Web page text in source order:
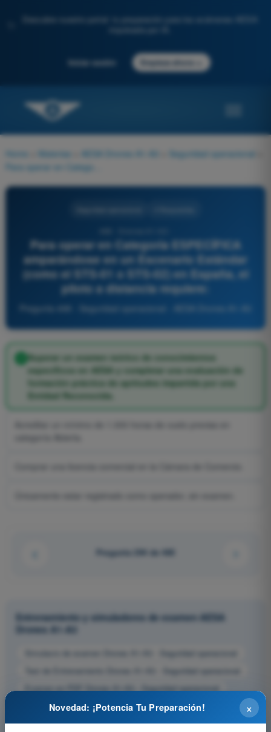
Descubre nuestro portal: tu preparación para los exámenes AESA
Iniciar sesión Empieza ahora
Home Materias AESA Drones A1-A3 Seguridad operacional
Para operar en Categoría ESPECÍFICA
amparándose en un Escenario Estándar
(como el STS-01 o STS-02) en España, el
piloto a distancia requiere:
Superar un examen teórico de conocimientos
específicos en AESA y completar una evaluación de
formación práctica de aptitudes impartida por una
Entidad Reconocida.
Pregunta 294 de 485
Entrenamiento y simuladores de examen AESA
Drones A1-A3
Simulacro de examen Drones A1-A3 - Seguridad operacional
Test de Entrenamiento Drones A1-A3 - Seguridad operacional
Examen en PDF Drones A1-A3 - Seguridad operacional
×
Novedad: ¡Potencia Tu Preparación!